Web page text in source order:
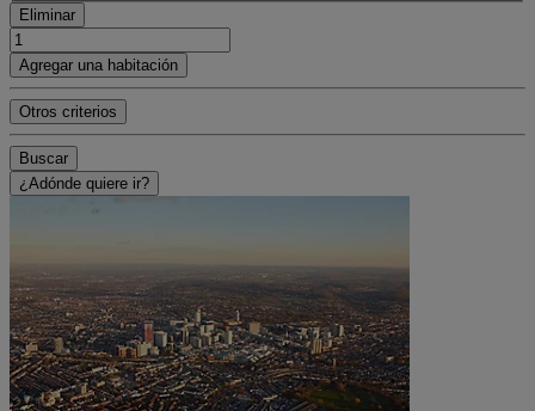
Eliminar
Agregar una habitación
Otros criterios
Buscar
¿Adónde quiere ir?